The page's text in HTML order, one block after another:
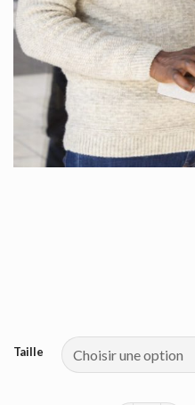
Taille